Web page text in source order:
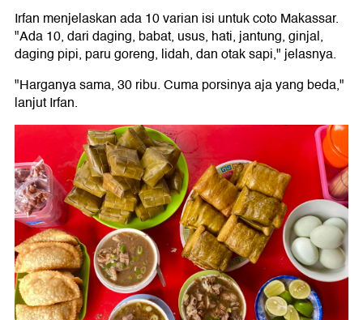
Irfan menjelaskan ada 10 varian isi untuk coto Makassar.
"Ada 10, dari daging, babat, usus, hati, jantung, ginjal,
daging pipi, paru goreng, lidah, dan otak sapi," jelasnya.
"Harganya sama, 30 ribu. Cuma porsinya aja yang beda,"
lanjut Irfan.